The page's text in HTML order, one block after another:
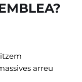
arreu